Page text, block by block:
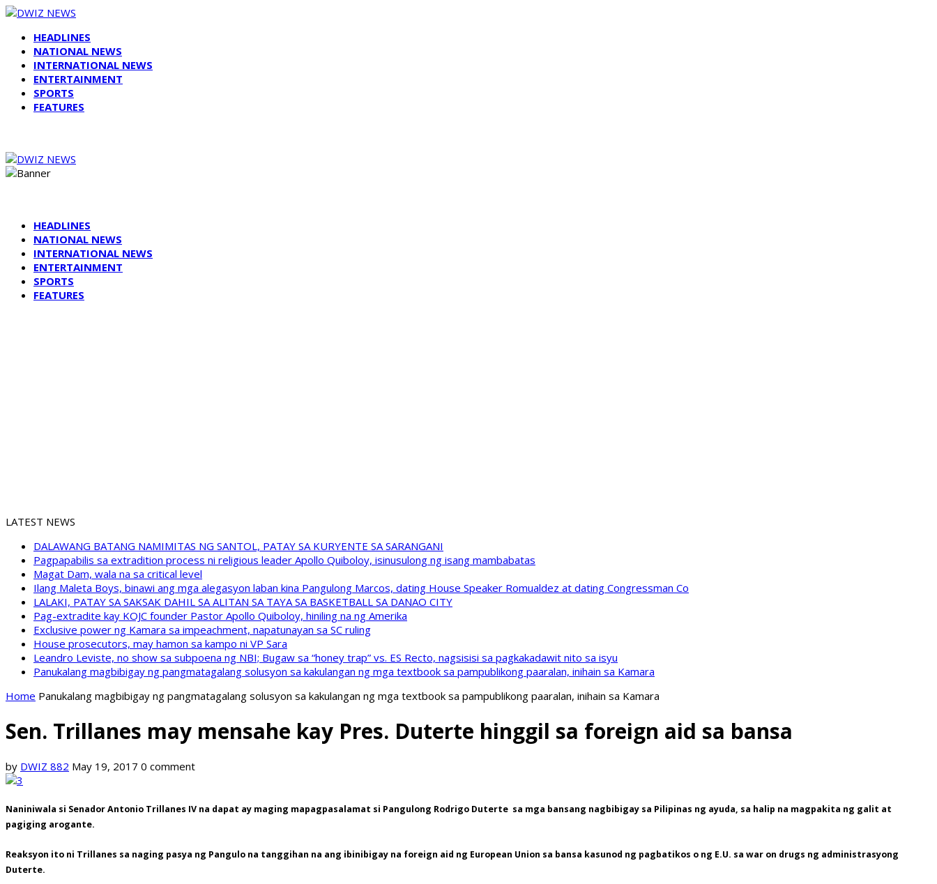
HEADLINES
NATIONAL NEWS
INTERNATIONAL NEWS
ENTERTAINMENT
SPORTS
FEATURES
HEADLINES
NATIONAL NEWS
INTERNATIONAL NEWS
ENTERTAINMENT
SPORTS
FEATURES
LATEST NEWS
DALAWANG BATANG NAMIMITAS NG SANTOL, PATAY SA KURYENTE SA SARANGANI
Pagpapabilis sa extradition process ni religious leader Apollo Quiboloy, isinusulong ng isang mambabatas
Magat Dam, wala na sa critical level
Ilang Maleta Boys, binawi ang mga alegasyon laban kina Pangulong Marcos, dating House Speaker Romualdez at dating Congressman Co
LALAKI, PATAY SA SAKSAK DAHIL SA ALITAN SA TAYA SA BASKETBALL SA DANAO CITY
Pag-extradite kay KOJC founder Pastor Apollo Quiboloy, hiniling na ng Amerika
Exclusive power ng Kamara sa impeachment, napatunayan sa SC ruling
House prosecutors, may hamon sa kampo ni VP Sara
Leandro Leviste, no show sa subpoena ng NBI; Bugaw sa “honey trap” vs. ES Recto, nagsisisi sa pagkakadawit nito sa isyu
Panukalang magbibigay ng pangmatagalang solusyon sa kakulangan ng mga textbook sa pampublikong paaralan, inihain sa Kamara
Home Panukalang magbibigay ng pangmatagalang solusyon sa kakulangan ng mga textbook sa pampublikong paaralan, inihain sa Kamara
Sen. Trillanes may mensahe kay Pres. Duterte hinggil sa foreign aid sa bansa
by DWIZ 882 May 19, 2017 0 comment
Naniniwala si Senador Antonio Trillanes IV na dapat ay maging mapagpasalamat si Pangulong Rodrigo Duterte sa mga bansang nagbibigay sa Pilipinas ng ayuda, sa halip na magpakita ng galit at
pagiging arogante.
Reaksyon ito ni Trillanes sa naging pasya ng Pangulo na tanggihan na ang ibinibigay na foreign aid ng European Union sa bansa kasunod ng pagbatikos o ng E.U. sa war on drugs ng administrasyong
Duterte.